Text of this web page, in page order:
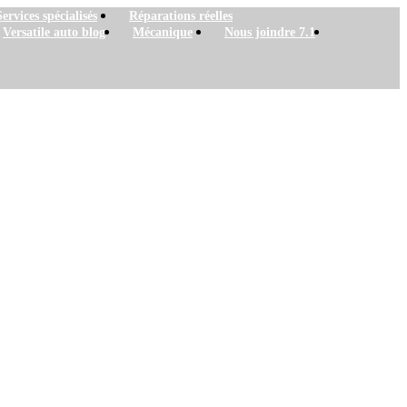
spécialisés
Réparations réelles
Versatile auto blog
Mécanique Nous joindre 7.1